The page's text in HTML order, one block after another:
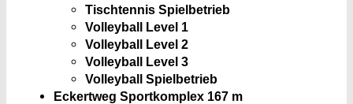
Tischtennis Spielbetrieb
Volleyball Level 1
Volleyball Level 2
Volleyball Level 3
Volleyball Spielbetrieb
Eckertweg Sportkomplex 167 m